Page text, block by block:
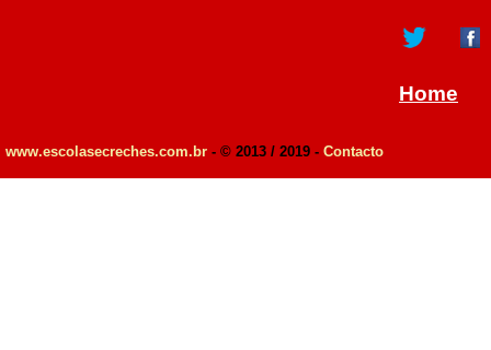
Home
www.escolasecreches.com.br - © 2013 / 2019 - Contacto